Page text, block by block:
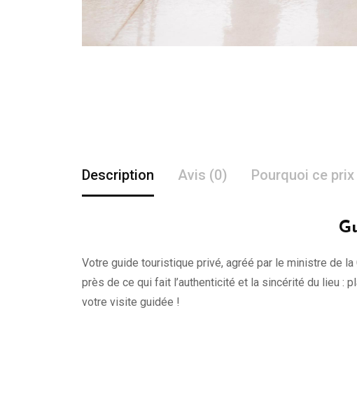
Description Avis (0) Pourquoi ce prix
Votre guide touristique privé, agréé par le ministre de
près de ce qui fait l’authenticité et la sincérité du lieu :
votre visite guidée !